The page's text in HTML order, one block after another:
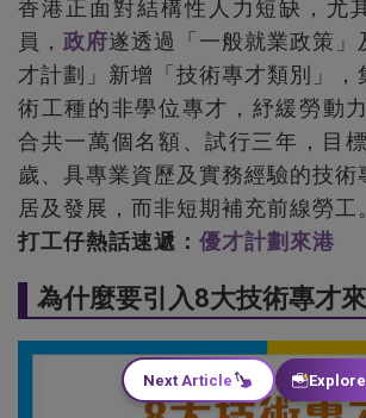
香港正面對結構性人力短缺，尤
員， 政府遂透過「一般就業政策」
才計劃」新增「技術專才類別」，
術工種的非學位專才，紓緩勞動
合共一萬個名額、試行三年，目
歲、具專業資歷及實務經驗的技術
居及發展，而非短期補充前線勞工
打工仔熱話速遞： 優才計劃來港
為什麼要引入8大技術專才
Next Article